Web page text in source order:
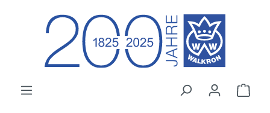
Zum Hauptinhalt springen